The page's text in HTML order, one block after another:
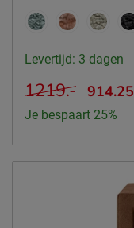
Levertijd: 3 dagen
1219.- 914.25
Je bespaart 25%